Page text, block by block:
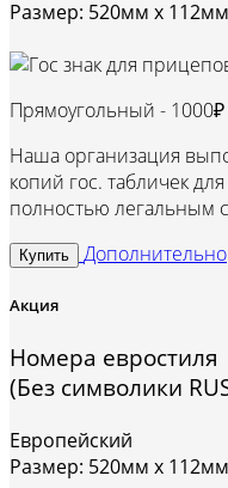
Размер: 520мм х 112мм
Прямоугольный - 1000₽
Наша организация
копий гос. табличек
полностью легальным
Купить Дополнительно
Акция
Номера евростиля
(Без символики
Европейский
Размер: 520мм х 112мм